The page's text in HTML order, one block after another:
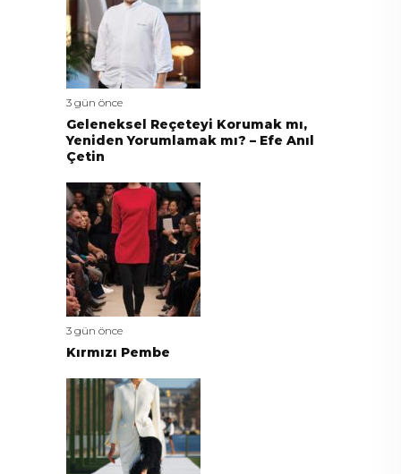
3 gün önce
Geleneksel Reçeteyi Korumak mı,
Yeniden Yorumlamak mı? – Efe Anıl
Çetin
3 gün önce
Kırmızı Pembe